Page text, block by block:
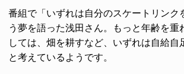
番組で「いずれは自分のスケートリンク
う夢を語った浅田さん。もっと年齢を重
しては、畑を耕すなど、いずれは自給自
と考えているようです。